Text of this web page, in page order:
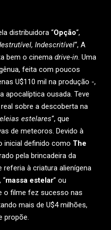
distribuidora “Opção“,
Indescritível“, A
bem o cinema drive-in. Uma
feita com poucos
U$110 mil na produção -,
apocalíptica ousada. Teve
sobre a descoberta na
estelares“, que
de meteoros. Devido à
inicial definido como The
pela brincadeira da
referia à criatura alienígena
“massa estelar” ou
o filme fez sucesso nas
mais de U$4 milhões,
propõe.